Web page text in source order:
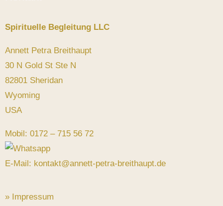
Spirituelle Begleitung LLC
Annett Petra Breithaupt
30 N Gold St Ste N
82801 Sheridan
Wyoming
USA
Mobil: 0172 – 715 56 72
E-Mail: kontakt@annett-petra-breithaupt.de
» Impressum